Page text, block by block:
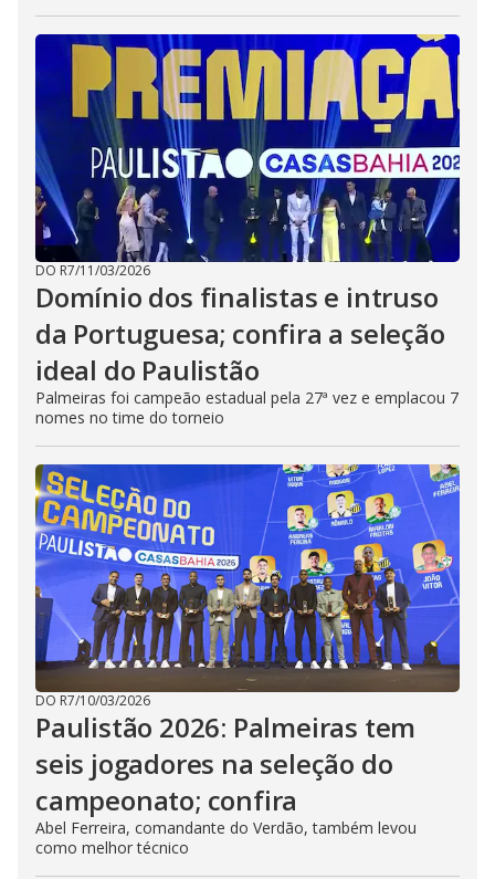
DO R7/11/03/2026
Domínio dos finalistas e intruso
da Portuguesa; confira a seleção
ideal do Paulistão
Palmeiras foi campeão estadual pela 27ª vez e emplacou 7
nomes no time do torneio
DO R7/10/03/2026
Paulistão 2026: Palmeiras tem
seis jogadores na seleção do
campeonato; confira
Abel Ferreira, comandante do Verdão, também levou
como melhor técnico